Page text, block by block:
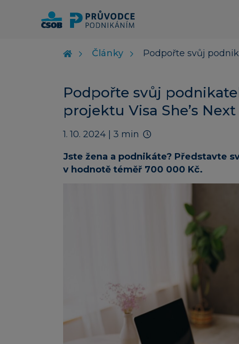
Články Podpořte svůj
Podpořte svůj
projektu Visa She’s Next
1. 10. 2024 | 3 min
Jste žena a podnikáte? Představte
v hodnotě téměř 700 000 Kč.